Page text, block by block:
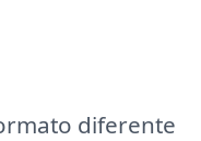
diferente